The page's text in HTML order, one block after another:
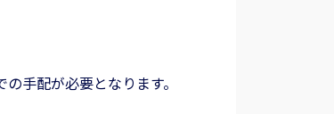
手配が必要となります。